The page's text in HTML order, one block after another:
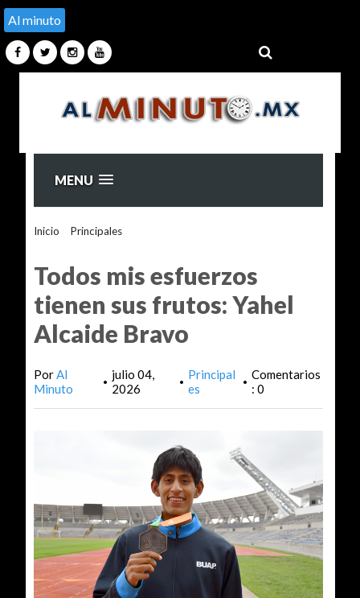
Al minuto
MENU
Inicio Principales>
Todos mis esfuerzos
tienen sus frutos: Yahel
Alcaide Bravo
PorAl
Minuto
• julio 04,
2026
• Principal
es
• Comentarios
: 0